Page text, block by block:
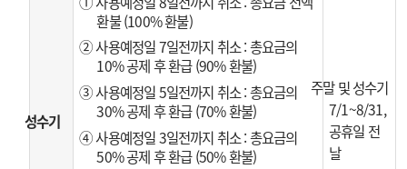
성수기
환불 (100% 환불)
② 사용예정일 7일전까지 취소 : 총요금의
10% 공제 후 환급 (90% 환불)
③ 사용예정일 5일전까지 취소 : 총요금의
30% 공제 후 환급 (70% 환불)
④ 사용예정일 3일전까지 취소 : 총요금의
50% 공제 후 환급 (50% 환불)
주말 및 성수기
7/1~8/31,
공휴일 전
날